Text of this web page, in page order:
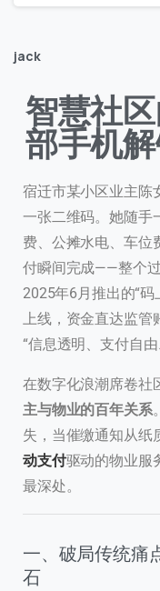
jack
智慧社
部手机
宿迁市某小区业主陈
一张二维码。她随手
费、公摊水电、车位
付瞬间完成——整个
2025年6月推出的“
上线，资金直达监管
“信息透明、支付自
在数字化浪潮席卷社
主与物业的百年关系
失，当催缴通知从纸
动支付驱动的物业服
最深处。
一、破局传统痛
石